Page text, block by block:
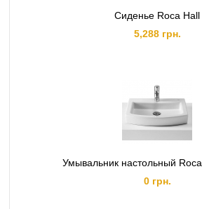
Сиденье Roca Hall
5,288 грн.
Умывальник настольный
0 грн.